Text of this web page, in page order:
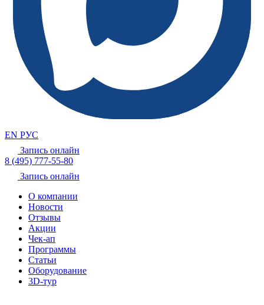
EN РУС
Запись онлайн
8 (495) 777-55-80
Запись онлайн
О компании
Новости
Отзывы
Акции
Чек-ап
Программы
Статьи
Оборудование
3D-тур